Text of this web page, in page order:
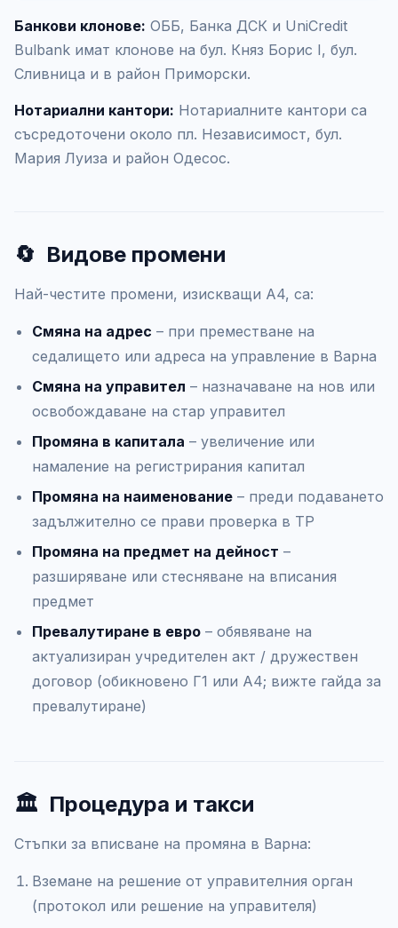
Банкови клонове: ОББ, Банка ДСК и UniCredit
Bulbank имат клонове на бул. Княз Борис I, бул.
Сливница и в район Приморски.
Нотариални кантори: Нотариалните кантори са
съсредоточени около пл. Независимост, бул.
Мария Луиза и район Одесос.
🔄 Видове промени
Най-честите промени, изискващи А4, са:
Смяна на адрес – при преместване на
седалището или адреса на управление в Варна
Смяна на управител – назначаване на нов или
освобождаване на стар управител
Промяна в капитала – увеличение или
намаление на регистрирания капитал
Промяна на наименование – преди подаването
задължително се прави проверка в ТР
Промяна на предмет на дейност –
разширяване или стесняване на вписания
предмет
Превалутиране в евро – обявяване на
актуализиран учредителен акт / дружествен
договор (обикновено Г1 или А4; вижте гайда за
превалутиране)
🏛️ Процедура и такси
Стъпки за вписване на промяна в Варна:
Вземане на решение от управителния орган
(протокол или решение на управителя)